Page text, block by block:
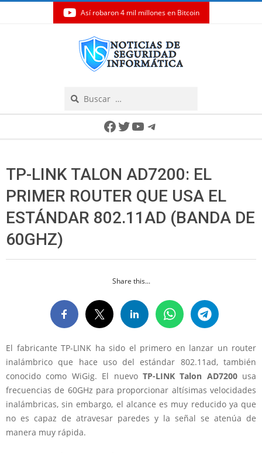
Así robaron 4 mil millones en Bitcoin
Facebook
Twitter
YouTube
Telegram
TP-LINK TALON AD7200: EL
PRIMER ROUTER QUE USA EL
ESTÁNDAR 802.11AD (BANDA DE
60GHZ)
Share this...
El fabricante TP-LINK ha sido el primero en lanzar un router
inalámbrico que hace uso del estándar 802.11ad, también
conocido como WiGig. El nuevo TP-LINK Talon AD7200usa
frecuencias de 60GHz para proporcionar altísimas velocidades
inalámbricas, sin embargo, el alcance es muy reducido ya que
no es capaz de atravesar paredes y la señal se atenúa de
manera muy rápida.